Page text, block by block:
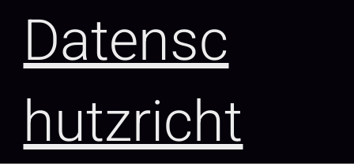
Datensc
hutzricht